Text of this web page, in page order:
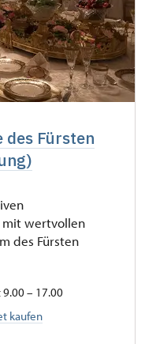
des Fürsten
mit wertvollen
des Fürsten
– 17.00
kaufen